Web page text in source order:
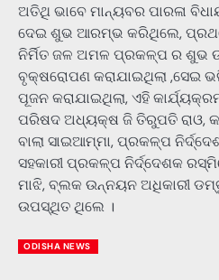
ଅତିଥି ଭାବେ ମାନ୍ୟବର ପାରଳା
ଦେଇ ଶୁଭ ଆରମ୍ଭ କରିଥିଲେ,
ନିର୍ମିତ ଜଳ ଅମଳ ପ୍ରକଳ୍ପ ର ଶୁଭ
ବୃକ୍ଷରୋପଣ କରାଯାଇଥିଲା ,ସେଇ
ପୂଜନ କରାଯାଇଥିଲା, ଏହି
ପରିଷଦ ଅଧ୍ୟକ୍ଷ ଜି ତିରୁପତି ରାଓ,
ବାଲା ସାଇଆମ୍ମା, ପ୍ରକଳ୍ପ
ସହକାରୀ ପ୍ରକଳ୍ପ ନିର୍ଦ୍ଦେଶକ
ମାଝି, ବ୍ଲକ ଉନ୍ନୟନ ଅଧିକାରୀ
ଉପସ୍ଥିତ ଥିଲେ ।
ODISHA NEWS